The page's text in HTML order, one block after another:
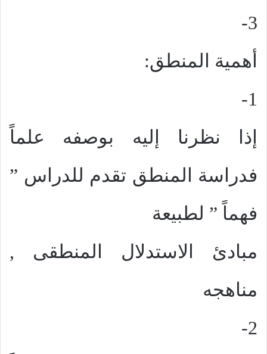
3-
أهمية المنطق:
1-
إذا نظرنا إليه بوصفه علماً
فدراسة المنطق تقدم للدراس ”
فهماً ” لطبيعة
مبادئ الاستدلال المنطقى ,
مناهجه
2-